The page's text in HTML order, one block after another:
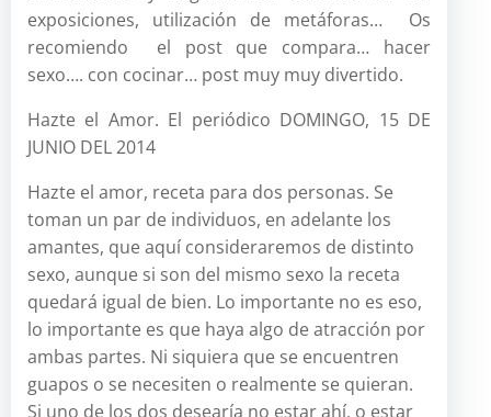
exposiciones, utilización de metáforas… Os
recomiendo el post que compara… hacer
sexo…. con cocinar… post muy muy divertido.
Hazte el Amor. El periódico DOMINGO, 15 DE
JUNIO DEL 2014
Hazte el amor, receta para dos personas. Se
toman un par de individuos, en adelante los
amantes, que aquí consideraremos de distinto
sexo, aunque si son del mismo sexo la receta
quedará igual de bien. Lo importante no es eso,
lo importante es que haya algo de atracción por
ambas partes. Ni siquiera que se encuentren
guapos o se necesiten o realmente se quieran.
Si uno de los dos desearía no estar ahí, o estar